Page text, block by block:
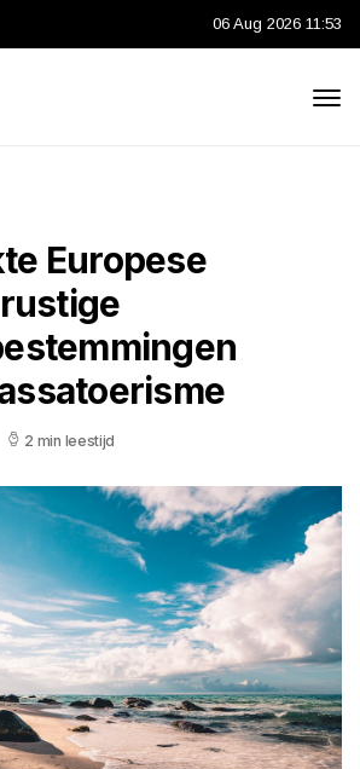
06 Aug 2026 11:53
Europese
2 min leestijd